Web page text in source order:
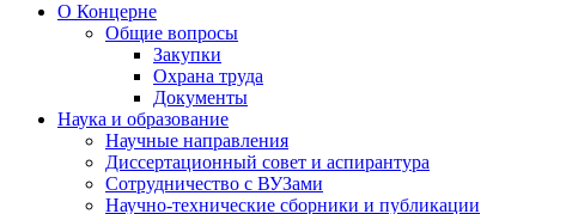
О Концерне
Общие вопросы
Закупки
Охрана труда
Документы
Наука и образование
Научные направления
Диссертационный совет и аспирантура
Сотрудничество с ВУЗами
Научно-технические сборники и публикации